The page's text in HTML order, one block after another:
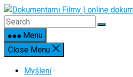
Skip
to
contentMenu
Close Menu
Myšlení